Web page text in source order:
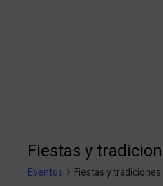
Fiestas y
Eventos Fiestas y tradiciones